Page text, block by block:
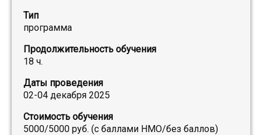
Тип
программа
Продолжительность обучения
18 ч.
Даты проведения
02-04 декабря 2025
Стоимость обучения
5000/5000 руб. (с баллами НМО/без баллов)